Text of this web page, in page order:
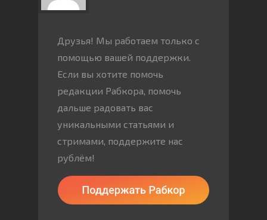
Друзья! Мы работаем только с
помощью вашей поддержки.
Если вы хотите помочь
редакции Рабкора, помочь
дальше радовать вас
уникальными статьями и
стримами, поддержите нас
рублём!